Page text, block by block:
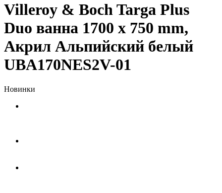
Villeroy & Boch Targa Plus
Duo ванна 1700 x 750 mm,
Акрил Альпийский белый
UBA170NES2V-01
Новинки